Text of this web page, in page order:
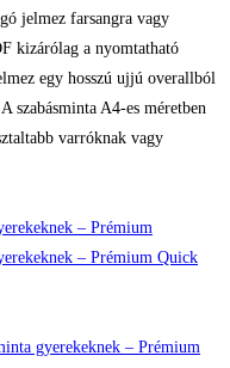
jelmez farsangra vagy
kizárólag a nyomtatható
egy hosszú ujjú overallból
szabásminta A4-es méretben
varróknak vagy
Quick